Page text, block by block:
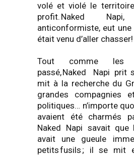
volé et violé le
profit. Naked Napi,
anticonformiste, eut une
était venu d’aller chasser!
Tout comme les
passé,Naked Napi prit
mit à la recherche du
grandes compagnies
politiques… n’importe
avaient été charmés
Naked Napi savait que
avait une gueule
petitsfusils ; il se mit